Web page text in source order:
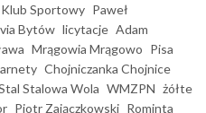
Sportowy Paweł
Bytów licytacje Adam
Mrągowia Mrągowo Pisa
Chojniczanka Chojnice
Stalowa Wola WMZPN żółte
Piotr Zajączkowski Rominta